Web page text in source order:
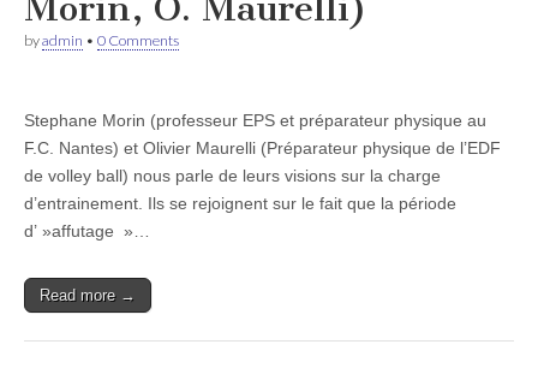
byadmin • 0 Comments
Stephane Morin (professeur EPS et préparateur physique au
F.C. Nantes) et Olivier Maurelli (Préparateur physique de l’EDF
de volley ball) nous parle de leurs visions sur la charge
d’entrainement. Ils se rejoignent sur le fait que la période
d’ »affutage »…
Read more →